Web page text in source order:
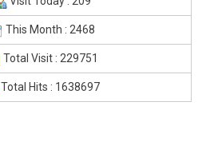
This Month : 2468
Total Visit : 229751
Total Hits : 1638697